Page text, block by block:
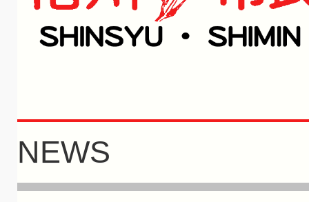
NEWS